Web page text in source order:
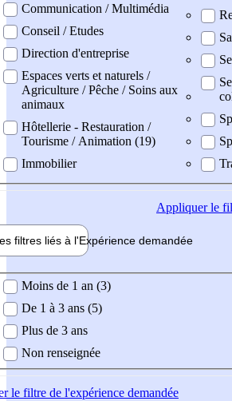
Communication / Multimédia
Conseil / Etudes
Direction d'entreprise
Espaces verts et naturels /
Agriculture / Pêche / Soins aux
animaux
Hôtellerie - Restauration /
Tourisme / Animation (19)
Immobilier
Appliquerle
filtres liés à l'Expérience demandée
demandée
Moins de 1 an (3)
De 1 à 3 ans (5)
Plus de 3 ans
Non renseignée
le filtre de l'expérience demandée